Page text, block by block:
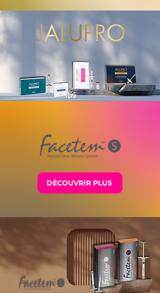
DÉCOUVRIR PLUS